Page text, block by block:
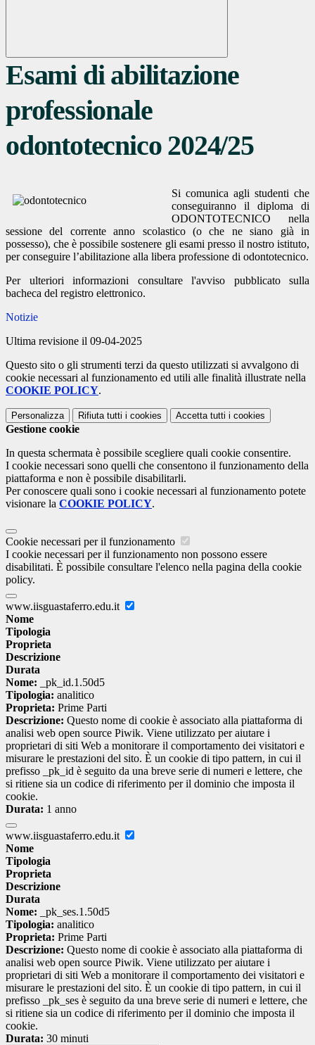
Esami di abilitazione
professionale
odontotecnico 2024/25
Si comunica agli studenti che
conseguiranno il diploma di
ODONTOTECNICO nella
sessione del corrente anno scolastico (o che ne siano già in
possesso), che è possibile sostenere gli esami presso il nostro istituto,
per conseguire l’abilitazione alla libera professione di odontotecnico.
Per ulteriori informazioni consultare l'avviso pubblicato sulla
bacheca del registro elettronico.
Notizie
Ultima revisione il 09-04-2025
Questo sito o gli strumenti terzi da questo utilizzati si avvalgono di
cookie necessari al funzionamento ed utili alle finalità illustrate nella
COOKIE POLICY.
Personalizza Rifiuta tutti i cookies Accetta tutti i cookies
Gestione cookie
In questa schermata è possibile scegliere quali cookie consentire.
I cookie necessari sono quelli che consentono il funzionamento della
piattaforma e non è possibile disabilitarli.
Per conoscere quali sono i cookie necessari al funzionamento potete
visionare la COOKIE POLICY.
Cookie necessari per il funzionamento
I cookie necessari per il funzionamento non possono essere
disabilitati. È possibile consultare l'elenco nella pagina della cookie
policy.
www.iisguastaferro.edu.it
Nome
Tipologia
Proprieta
Descrizione
Durata
Nome: _pk_id.1.50d5
Tipologia: analitico
Proprieta: Prime Parti
Descrizione: Questo nome di cookie è associato alla piattaforma di
analisi web open source Piwik. Viene utilizzato per aiutare i
proprietari di siti Web a monitorare il comportamento dei visitatori e
misurare le prestazioni del sito. È un cookie di tipo pattern, in cui il
prefisso _pk_id è seguito da una breve serie di numeri e lettere, che
si ritiene sia un codice di riferimento per il dominio che imposta il
cookie.
Durata: 1 anno
www.iisguastaferro.edu.it
Nome
Tipologia
Proprieta
Descrizione
Durata
Nome: _pk_ses.1.50d5
Tipologia: analitico
Proprieta: Prime Parti
Descrizione: Questo nome di cookie è associato alla piattaforma di
analisi web open source Piwik. Viene utilizzato per aiutare i
proprietari di siti Web a monitorare il comportamento dei visitatori e
misurare le prestazioni del sito. È un cookie di tipo pattern, in cui il
prefisso _pk_ses è seguito da una breve serie di numeri e lettere, che
si ritiene sia un codice di riferimento per il dominio che imposta il
cookie.
Durata: 30 minuti